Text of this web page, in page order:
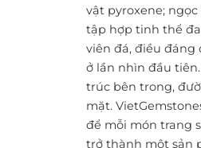
vật pyroxene;
tập hợp tinh thể
viên đá, điều đáng
ở lần nhìn đầu
trúc bên trong,
mặt.
để mỗi món trang
trở thành một sản